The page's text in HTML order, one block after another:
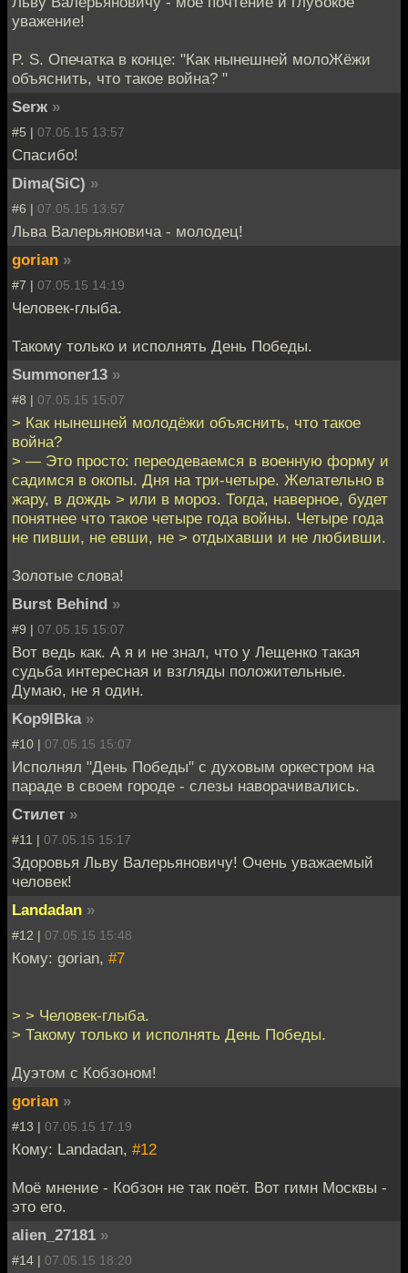
уважение!
P. S. Опечатка в конце: "Как нынешней молоЖёжи
объяснить, что такое война? "
Serж »
#5 | 07.05.15 13:57
Спасибо!
Dima(SiC) »
#6 | 07.05.15 13:57
Льва Валерьяновича - молодец!
gorian »
#7 | 07.05.15 14:19
Человек-глыба.
Такому только и исполнять День Победы.
Summoner13 »
#8 | 07.05.15 15:07
> Как нынешней молодёжи объяснить, что такое
война?
> — Это просто: переодеваемся в военную форму и
садимся в окопы. Дня на три-четыре. Желательно в
жару, в дождь > или в мороз. Тогда, наверное, будет
понятнее что такое четыре года войны. Четыре года
не пивши, не евши, не > отдыхавши и не любивши.
Золотые слова!
Burst Behind »
#9 | 07.05.15 15:07
Вот ведь как. А я и не знал, что у Лещенко такая
судьба интересная и взгляды положительные.
Думаю, не я один.
Kop9IBka »
#10 | 07.05.15 15:07
Исполнял "День Победы" с духовым оркестром на
параде в своем городе - слезы наворачивались.
Стилет »
#11 | 07.05.15 15:17
Здоровья Льву Валерьяновичу! Очень уважаемый
человек!
Landadan »
#12 | 07.05.15 15:48
Кому: gorian, #7
> > Человек-глыба.
> Такому только и исполнять День Победы.
Дуэтом с Кобзоном!
gorian »
#13 | 07.05.15 17:19
Кому: Landadan, #12
Моё мнение - Кобзон не так поёт. Вот гимн Москвы -
это его.
alien_27181 »
#14 | 07.05.15 18:20